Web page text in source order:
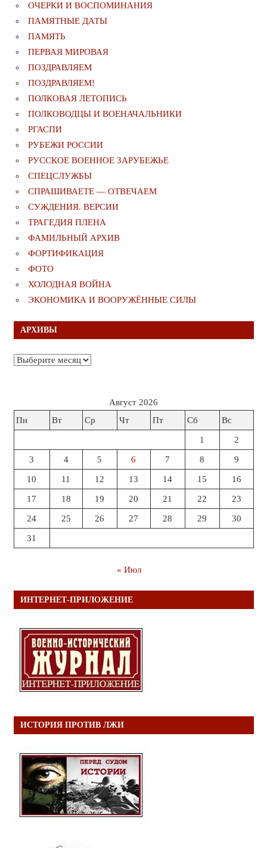
ОЧЕРКИ И ВОСПОМИНАНИЯ
ПАМЯТНЫЕ ДАТЫ
ПАМЯТЬ
ПЕРВАЯ МИРОВАЯ
ПОЗДРАВЛЯЕМ
ПОЗДРАВЛЯЕМ!
ПОЛКОВАЯ ЛЕТОПИСЬ
ПОЛКОВОДЦЫ И ВОЕНАЧАЛЬНИКИ
РГАСПИ
РУБЕЖИ РОССИИ
РУССКОЕ ВОЕННОЕ ЗАРУБЕЖЬЕ
СПЕЦСЛУЖБЫ
СПРАШИВАЕТЕ — ОТВЕЧАЕМ
СУЖДЕНИЯ. ВЕРСИИ
ТРАГЕДИЯ ПЛЕНА
ФАМИЛЬНЫЙ АРХИВ
ФОРТИФИКАЦИЯ
ФОТО
ХОЛОДНАЯ ВОЙНА
ЭКОНОМИКА И ВООРУЖЁННЫЕ СИЛЫ
АРХИВЫ
Архивы
Август 2026
Пн
Вт Ср Чт Пт Сб Вс
1 2
3 4 5 6 7 8 9
10 11 12 13 14 15 16
17 18 19 20 21 22 23
24 25 26 27 28 29 30
31
« Июл
ИНТЕРНЕТ-ПРИЛОЖЕНИЕ
ИСТОРИЯ ПРОТИВ ЛЖИ